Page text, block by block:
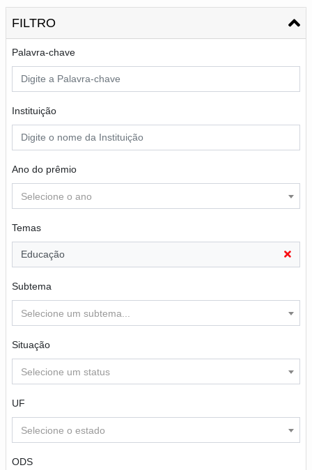
FILTRO
Palavra-chave
Instituição
Ano do prêmio
Selecione o ano
Temas
Educação
Subtema
Selecione um subtema...
Situação
Selecione um status
UF
Selecione o estado
ODS